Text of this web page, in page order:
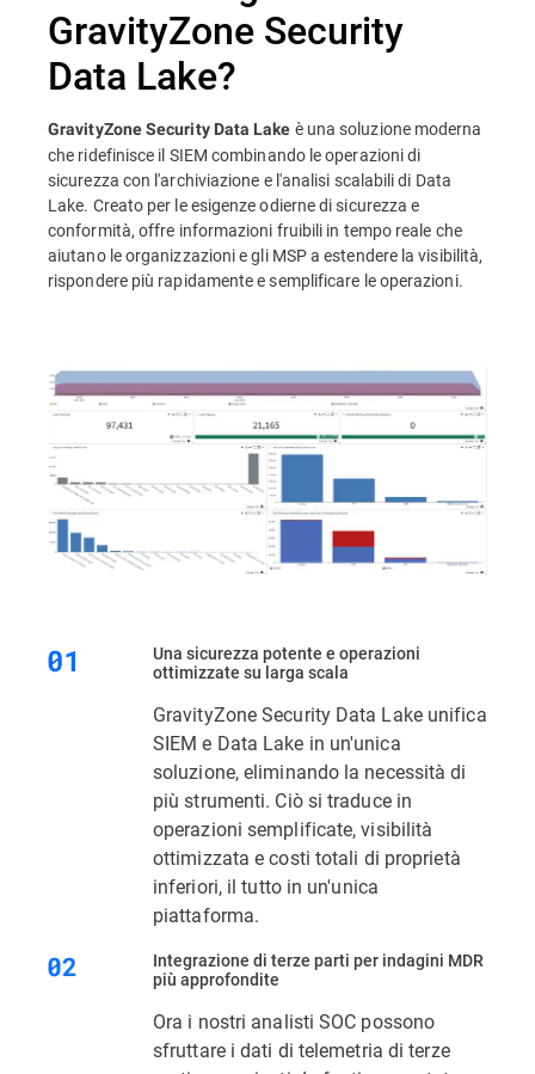
GravityZone Security
Data Lake?
GravityZone Security Data Lake è una soluzione moderna
che ridefinisce il SIEM combinando le operazioni di
sicurezza con l'archiviazione e l'analisi scalabili di Data
Lake. Creato per le esigenze odierne di sicurezza e
conformità, offre informazioni fruibili in tempo reale che
aiutano le organizzazioni e gli MSP a estendere la visibilità,
rispondere più rapidamente e semplificare le operazioni.
Una sicurezza potente e operazioni
ottimizzate su larga scala
GravityZone Security Data Lake unifica
SIEM e Data Lake in un'unica
soluzione, eliminando la necessità di
più strumenti. Ciò si traduce in
operazioni semplificate, visibilità
ottimizzata e costi totali di proprietà
inferiori, il tutto in un'unica
piattaforma.
Integrazione di terze parti per indagini MDR
più approfondite
Ora i nostri analisti SOC possono
sfruttare i dati di telemetria di terze